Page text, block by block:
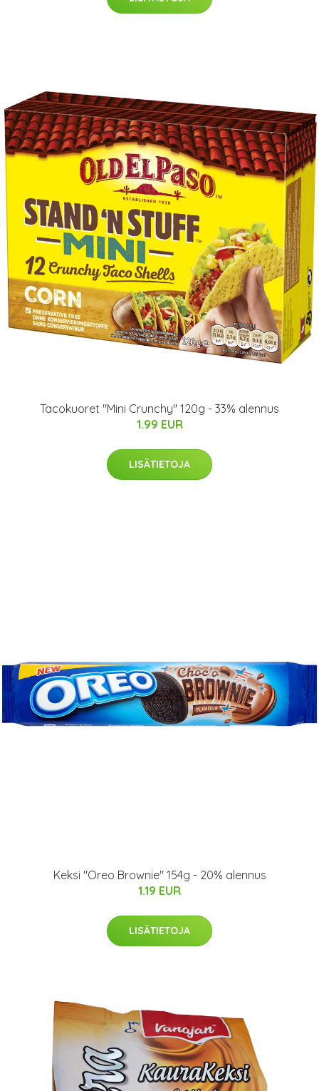
Tacokuoret "Mini Crunchy" 120g - 33% alennus
1.99 EUR
LISÄTIETOJA
Keksi "Oreo Brownie" 154g - 20% alennus
1.19 EUR
LISÄTIETOJA